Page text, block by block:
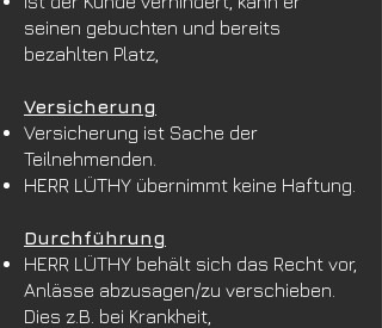
seinen gebuchten und bereits
bezahlten Platz,
Versicherung
Versicherung ist Sache der
Teilnehmenden.
HERR LÜTHY übernimmt keine Haftung.
Durchführung
HERR LÜTHY behält sich das Recht vor,
Anlässe abzusagen/zu verschieben.
Dies z.B. bei Krankheit,